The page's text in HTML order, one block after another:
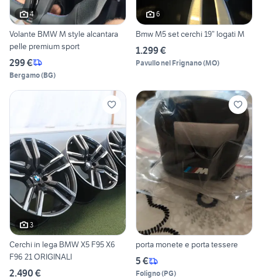
4
Volante BMW M style alcantara
pelle premium sport
299 €
Bergamo(BG)
6
Bmw M5 set cerchi 19” logati M
1.299 €
Pavullo nel Frignano(MO)
3
Cerchi in lega BMW X5 F95 X6
F96 21 ORIGINALI
2.490 €
porta monete e porta tessere
5 €
Foligno(PG)